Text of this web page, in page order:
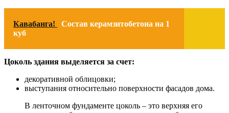
Кавабанга!
Состав керамзитобетона на 1
куб
Цоколь здания выделяется за счет:
декоративной облицовки;
выступания относительно поверхности фасадов дома.
В ленточном фундаменте цоколь – это верхняя его